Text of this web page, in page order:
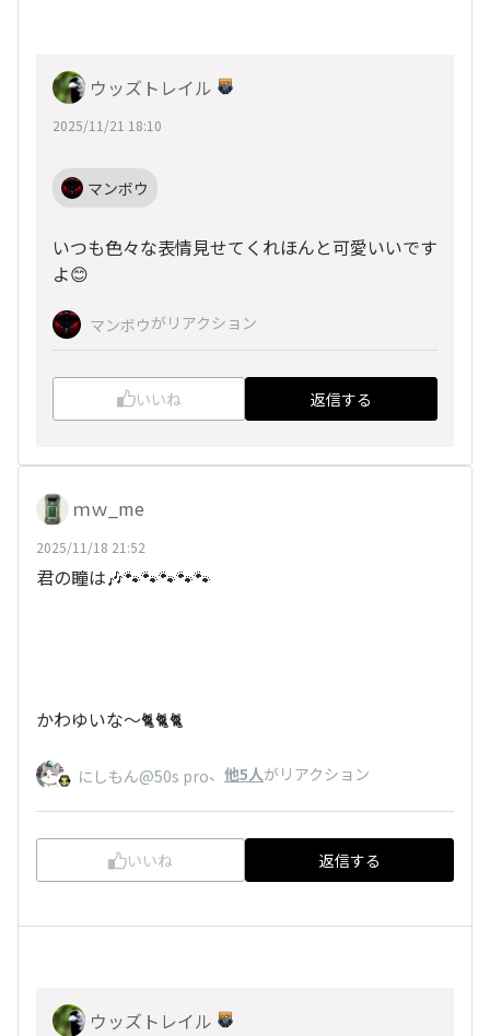
ウッズトレイル
2025/11/21 18:10
マンボウ
いつも色々な表情見せてくれほんと可愛いいです
よ😊
マンボウがリアクション
いいね 返信する
ｍｗ_me
2025/11/18 21:52
君の瞳は🎶🐾🐾🐾🐾🐾
かわゆいな～🐈🐈🐈
にしもん@50s pro、 他5人がリアクション
いいね 返信する
ウッズトレイル